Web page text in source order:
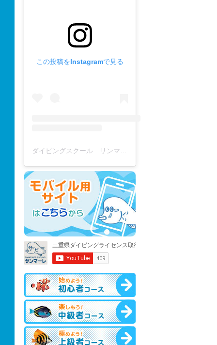
この投稿をInstagramで見る
ダイビングスクール サンマーレ / diving school(@diving_school_sanmare)がシェアした投稿